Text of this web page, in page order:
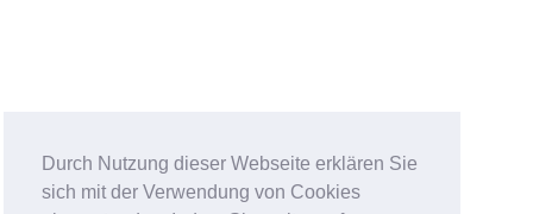
Durch Nutzung dieser Webseite erklären Sie
sich mit der Verwendung von Cookies